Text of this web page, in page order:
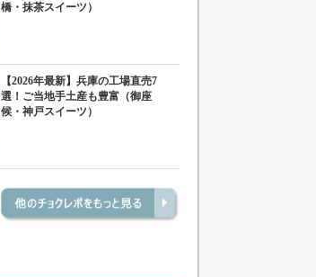
橋・抹茶スイーツ）
【2026年最新】兵庫の工場直売7
選！ご当地手土産も豊富（御座
候・神戸スイーツ）